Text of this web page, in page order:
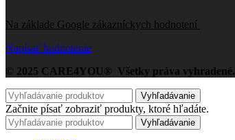
Na základe Google zákazníckych hodnotení
Napísať hodnotenie
© 2025 CARE4YOU® Všetky práva vyhradené.
Vyhľadávanie
Začnite písať zobraziť produkty, ktoré hľadáte.
Vyhľadávanie